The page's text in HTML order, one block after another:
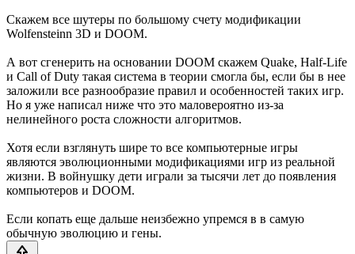
Скажем все шутеры по большому счету модификации
Wolfensteinn 3D и DOOM.
А вот сгенерить на основании DOOM скажем Quake, Half-Life
и Call of Duty такая система в теории смогла бы, если бы в нее
заложили все разнообразие правил и особенностей таких игр.
Но я уже написал ниже что это маловероятно из-за
нелинейного роста сложности алгоритмов.
Хотя если взглянуть шире то все компьютерные игры
являются эволюционными модификациями игр из реальной
жизни. В войнушку дети играли за тысячи лет до появления
компьютеров и DOOM.
Если копать еще дальше неизбежно упремся в в самую
обычную эволюцию и гены.